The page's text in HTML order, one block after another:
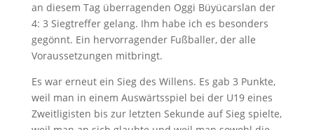
an diesem Tag überragenden Oggi Büyücarslan der
4: 3 Siegtreffer gelang. Ihm habe ich es besonders
gegönnt. Ein hervorragender Fußballer, der alle
Voraussetzungen mitbringt.
Es war erneut ein Sieg des Willens. Es gab 3 Punkte,
weil man in einem Auswärtsspiel bei der U19 eines
Zweitligisten bis zur letzten Sekunde auf Sieg spielte,